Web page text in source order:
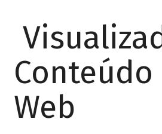
Conteúdo
Web